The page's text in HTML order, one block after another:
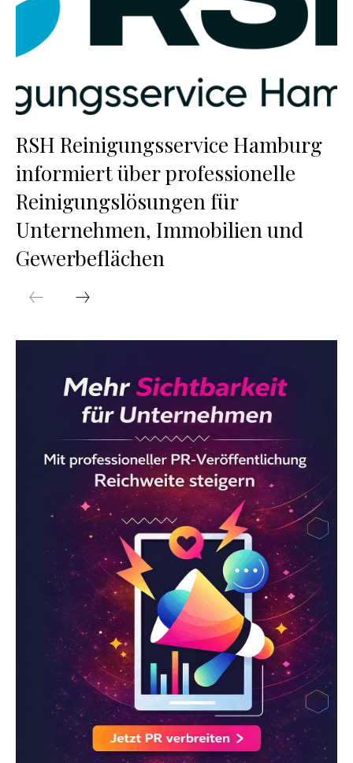
RSH Reinigungsservice Hamburg
informiert über professionelle
Reinigungslösungen für
Unternehmen, Immobilien und
Gewerbeflächen